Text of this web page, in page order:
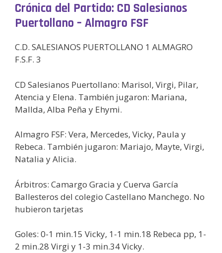
Crónica del Partido: CD Salesianos
Puertollano – Almagro FSF
C.D. SALESIANOS PUERTOLLANO 1 ALMAGRO
F.S.F. 3
CD Salesianos Puertollano: Marisol, Virgi, Pilar,
Atencia y Elena. También jugaron: Mariana,
Mallda, Alba Peña y Ehymi.
Almagro FSF: Vera, Mercedes, Vicky, Paula y
Rebeca. También jugaron: Mariajo, Mayte, Virgi,
Natalia y Alicia.
Árbitros: Camargo Gracia y Cuerva García
Ballesteros del colegio Castellano Manchego. No
hubieron tarjetas
Goles: 0-1 min.15 Vicky, 1-1 min.18 Rebeca pp, 1-
2 min.28 Virgi y 1-3 min.34 Vicky.